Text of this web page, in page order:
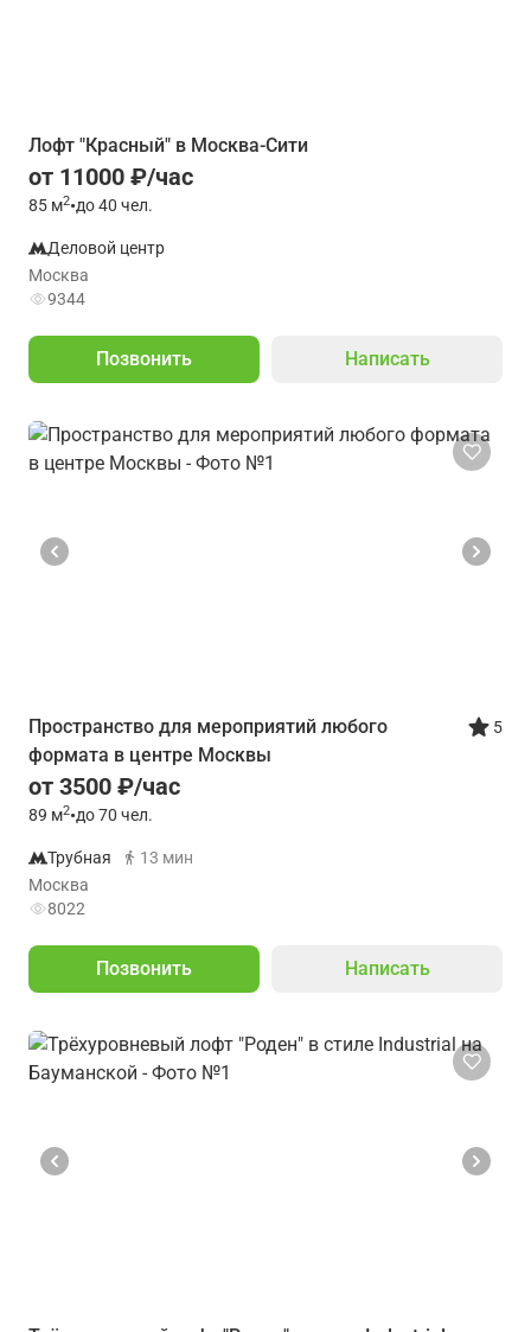
Лофт "Красный" в Москва-Сити
от 11000 ₽/час
85 м2•до 40 чел.
Деловой центр
Москва
9344
Позвонить Написать
Пространство для мероприятий любого
формата в центре Москвы
от 3500 ₽/час
89 м2•до 70 чел.
5
Трубная
13 мин
Москва
8022
Позвонить Написать